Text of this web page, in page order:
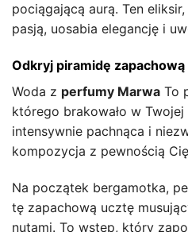
pociągającą aurą. Ten
pasją, uosabia elegancję i
Odkryj piramidę
Woda z perfumy Marwa To
którego brakowało w
intensywnie pachnąca i
kompozycja z pewnością
Na początek bergamotka,
tę zapachową ucztę
nutami. To wstęp, który